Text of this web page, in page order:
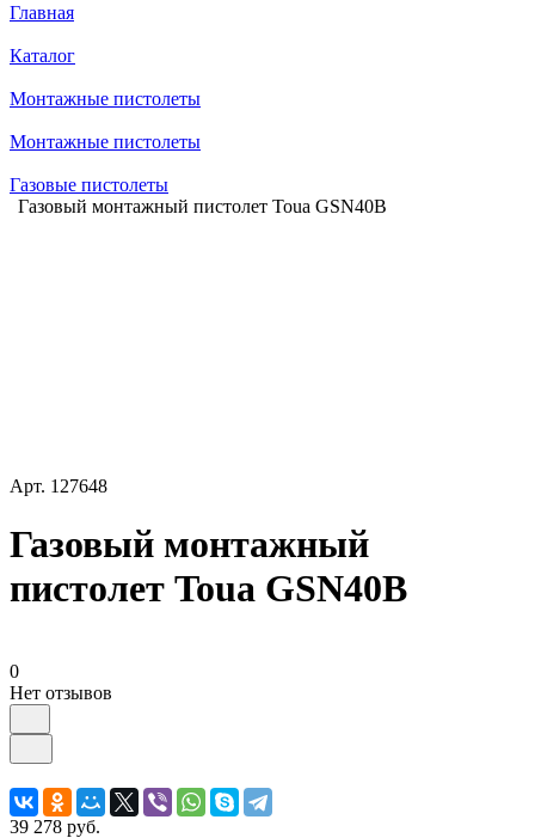
Главная
Каталог
Монтажные пистолеты
Монтажные пистолеты
Газовые пистолеты
Газовый монтажный пистолет Toua GSN40B
Арт. 127648
Газовый монтажный
пистолет Toua GSN40B
0
Нет отзывов
39 278 руб.